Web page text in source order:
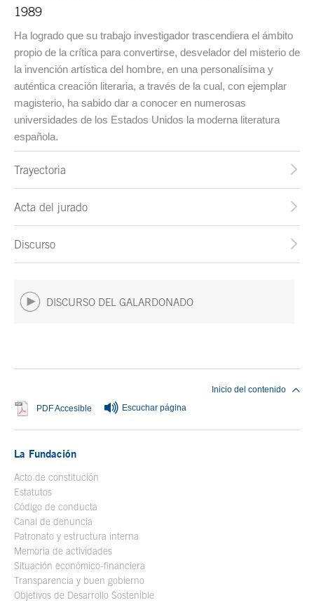
1989
Ha logrado que su trabajo investigador trascendiera el ámbito
propio de la crítica para convertirse, desvelador del misterio de
la invención artística del hombre, en una personalísima y
auténtica creación literaria, a través de la cual, con ejemplar
magisterio, ha sabido dar a conocer en numerosas
universidades de los Estados Unidos la moderna literatura
española.
Trayectoria
Acta del jurado
Discurso
DISCURSO DEL GALARDONADO
PDF Accesible Se abre en ventana nueva
Escuchar página
Inicio del contenido
La Fundación
Acto de constitución
Estatutos
Código de conducta
Canal de denuncia
Patronato y estructura interna
Memoria de actividades
Situación económico-financiera
Transparencia y buen gobierno
Objetivos de Desarrollo Sostenible